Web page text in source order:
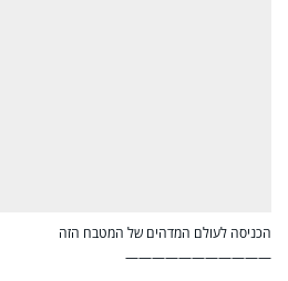
הכניסה לעולם המדהים של המטבח הזה
———————————